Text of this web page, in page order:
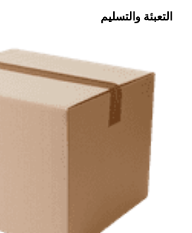
التعبئة والتسليم